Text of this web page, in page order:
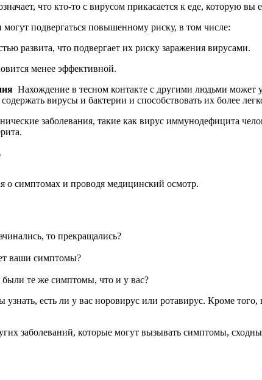
что кто-то с вирусом прикасается к еде, которую вы
подвергаться повышенному риску, в том числе:
развита, что подвергает их риску заражения вирусами.
менее эффективной.
Нахождение в тесном контакте с другими людьми может
вирусы и бактерии и способствовать их более
заболевания, такие как вирус иммунодефицита
о симптомах и проводя медицинский осмотр.
то прекращались?
ваши симптомы?
те же симптомы, что и у вас?
узнать, есть ли у вас норовирус или ротавирус. Кроме того,
заболеваний, которые могут вызывать симптомы,